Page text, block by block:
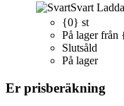
Svart
{0} st
På lager från
Slutsåld
På lager
Er prisberäkning